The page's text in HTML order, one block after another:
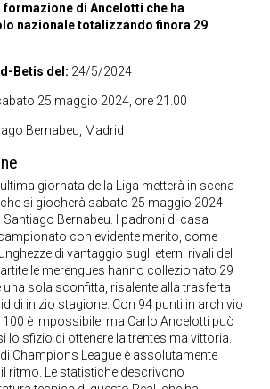
di Ancelotti che ha
nazionale totalizzando finora 29
Betis del: 24/5/2024
25 maggio 2024, ore 21.00
Bernabeu, Madrid
giornata della Liga metterà in scena
che si giocherà sabato 25 maggio 2024
Santiago Bernabeu. I padroni di casa
con evidente merito, come
di vantaggio sugli eterni rivali del
le merengues hanno collezionato 29
una sola sconfitta, risalente alla trasferta
di inizio stagione. Con 94 punti in archivio
è impossibile, ma Carlo Ancelotti può
lo sfizio di ottenere la trentesima vittoria.
di Champions League è assolutamente
ritmo. Le statistiche descrivono